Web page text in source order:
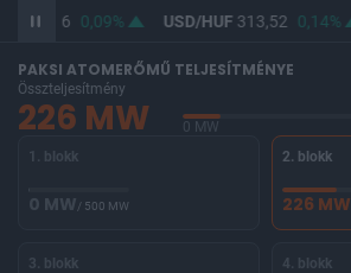
362,06 0,09% USD/HUF 313,52 0,14%
PAKSI ATOMERŐMŰ TELJESÍTMÉNYE
Összteljesítmény
226 MW 0 MW
1. blokk
0 MW/ 500 MW
2. blokk
226 MW
3. blokk 4. blokk